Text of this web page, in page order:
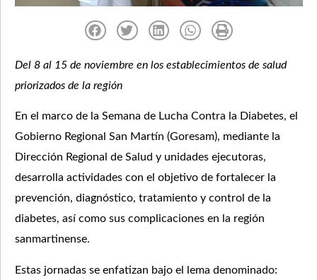
Del 8 al 15 de noviembre en los establecimientos de salud
priorizados de la región
En el marco de la Semana de Lucha Contra la Diabetes, el
Gobierno Regional San Martín (Goresam), mediante la
Dirección Regional de Salud y unidades ejecutoras,
desarrolla actividades con el objetivo de fortalecer la
prevención, diagnóstico, tratamiento y control de la
diabetes, así como sus complicaciones en la región
sanmartinense.
Estas jornadas se enfatizan bajo el lema denominado: